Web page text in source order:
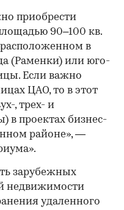
приобрести
90–100 кв.
расположенном в
(Раменки) или юго-
Если важно
ЦАО, то в этот
, трех- и
в проектах бизнес-
районе», —
зарубежных
недвижимости
удаленного